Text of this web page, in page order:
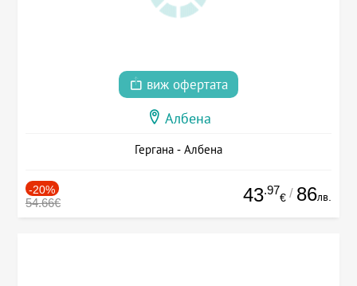
виж офертата
Албена
Гергана - Албена
-20%
54.66€ 43.97
€ / 86лв.